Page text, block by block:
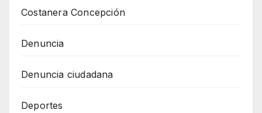
Costanera Concepción
Denuncia
Denuncia ciudadana
Deportes